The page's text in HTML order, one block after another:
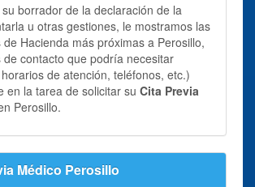
borrador de la declaración de la
u otras gestiones, le mostramos las
Hacienda más próximas a Perosillo,
de contacto que podría necesitar
de atención, teléfonos, etc.)
en la tarea de solicitar su Cita Previa
Perosillo.
Médico Perosillo